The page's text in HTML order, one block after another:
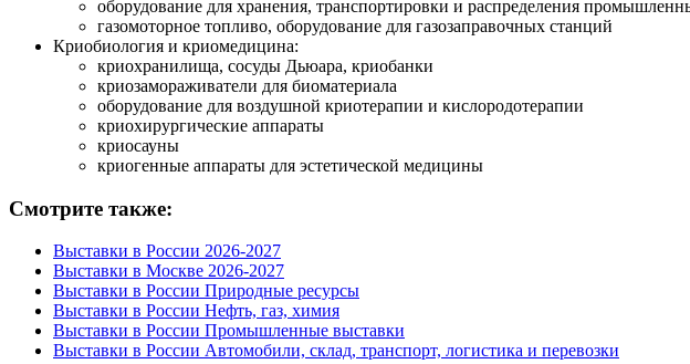
оборудование для хранения, транспортировки и распределения
газомоторное топливо, оборудование для газозаправочных станций
Криобиология и криомедицина:
криохранилища, сосуды Дьюара, криобанки
криозамораживатели для биоматериала
оборудование для воздушной криотерапии и кислородотерапии
криохирургические аппараты
криосауны
криогенные аппараты для эстетической медицины
Смотрите также:
Выставки в России 2026-2027
Выставки в Москве 2026-2027
Выставки в России Природные ресурсы
Выставки в России Нефть, газ, химия
Выставки в России Промышленные выставки
Выставки в России Автомобили, склад, транспорт, логистика и перевозки